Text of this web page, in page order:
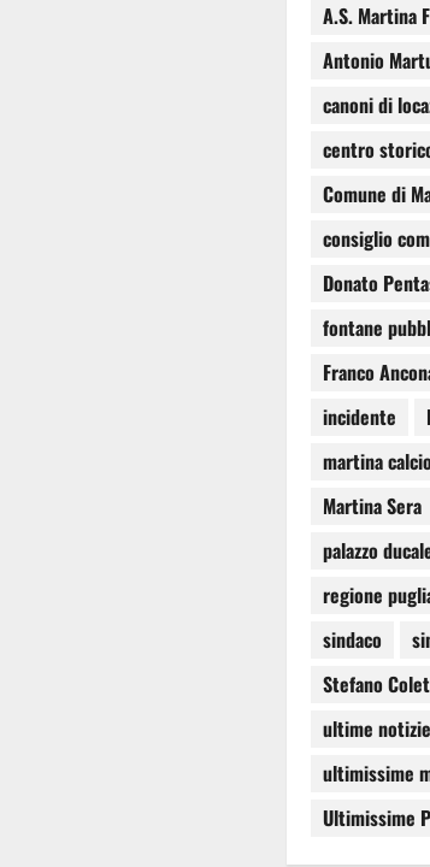
A.S. Martina
Antonio
canoni di
centro
Comune di
consiglio
Donato
fontane
Franco
incidente
martina
Martina Sera
palazzo
regione
sindaco
Stefano
ultime
ultimissime
Ultimissime